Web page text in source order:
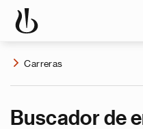
Carreras
Buscador de